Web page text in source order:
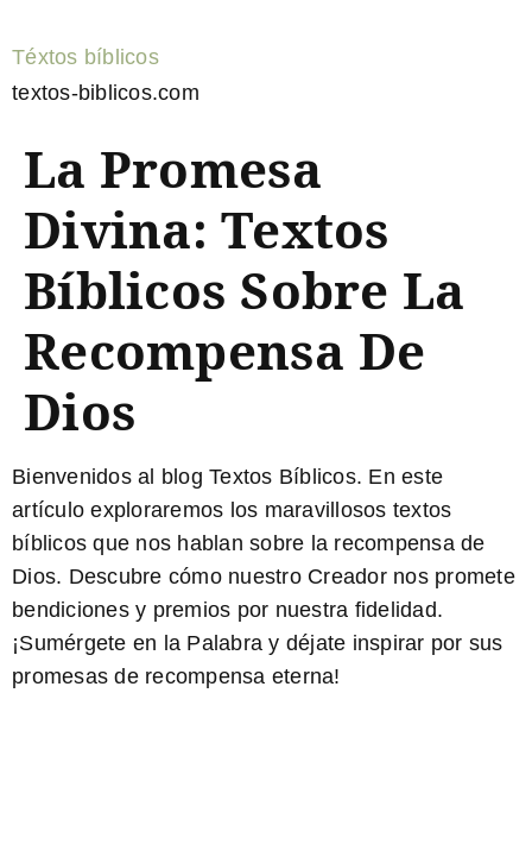
Téxtos bíblicos
textos-biblicos.com
La Promesa
Divina: Textos
Bíblicos Sobre La
Recompensa De
Dios
Bienvenidos al blog Textos Bíblicos. En este
artículo exploraremos los maravillosos textos
bíblicos que nos hablan sobre la recompensa de
Dios. Descubre cómo nuestro Creador nos promete
bendiciones y premios por nuestra fidelidad.
¡Sumérgete en la Palabra y déjate inspirar por sus
promesas de recompensa eterna!